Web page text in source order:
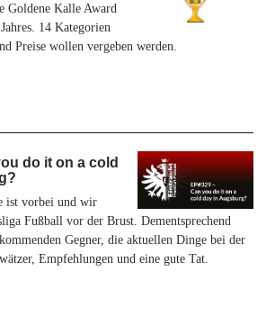
Goldene Kalle Award
14 Kategorien
Preise wollen vergeben werden.
do it on a cold
ist vorbei und wir
Fußball vor der Brust. Dementsprechend
Gegner, die aktuellen Dinge bei der
Empfehlungen und eine gute Tat.